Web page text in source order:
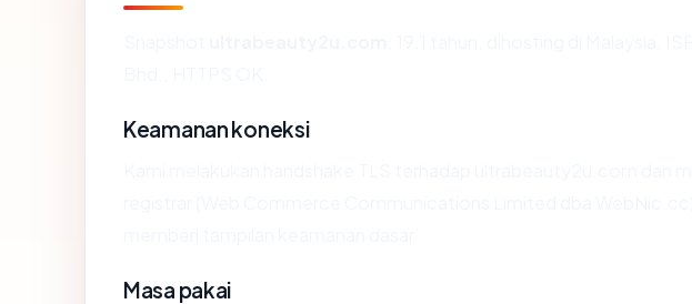
Keamanan koneksi
Masa pakai